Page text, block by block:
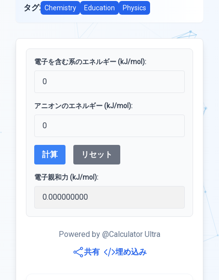
タグ: Chemistry Education Physics
電子を含む系のエネルギー (kJ/mol):
アニオンのエネルギー (kJ/mol):
計算 リセット
電子親和力 (kJ/mol):
Powered by @Calculator Ultra
共有
埋め込み